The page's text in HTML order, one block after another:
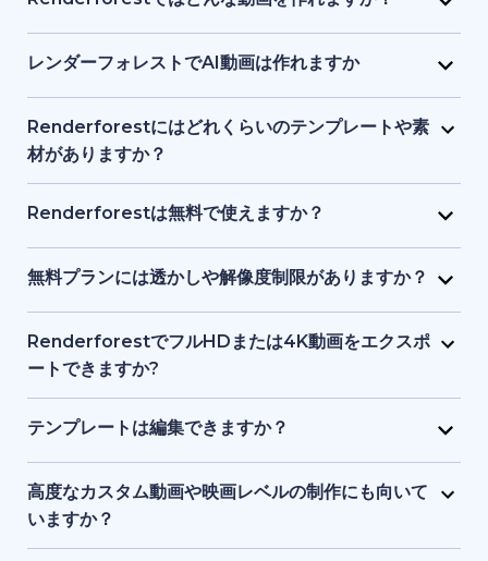
います。
デアを入力するだけで、プラットフォーム側がビジュ
アル、タイミング、構成を処理します。デザインや動
Renderforest は、マーケティング動画、解説動画、
プレゼン資料、イントロ動画、教育用コンテンツ、
ト、ストック映像、AI 生成画像やアニメーションな
ど、目的に応じてアニメーション動画・実写動画のど
ちらも制作できます。
レンダーフォレストでAI動画は作れますか
はい。Renderforest の生成系AIは、テキストやアイ
デアをフル動画に変換します。AI生成アニメーショ
ン、ストック素材シーン、AI生成画像などを使った動
画ストーリーテリングが可能です。
Renderforestにはどれくらいのテンプレートや素
材がありますか？
Renderforest には数千点におよぶ事前デザイン済み
動画テンプレートと、豊富なストック動画、画像、音
随時追加されるため、常に最新かつプロ品質の素材を
利用できます。
Renderforestは無料で使えますか？
はい。Renderforestには無料プランがあり、基本的な
テンプレートやツールにアクセスできます。ただし、
度も有料プランより制限されます。
無料プランには透かしや解像度制限がありますか？
はい。無料プランで作成した動画にはRenderforestの
透かしが入り、標準解像度での書き出しとなります。
有料プランでは透かしが削除され、フルHDや4Kなど
高品質で書き出せます。
RenderforestでフルHDまたは4K動画をエクスポ
ートできますか?
はい。有料プランでフルHDや4Kエクスポートが可能
です。無料プランでは透かし付き、標準画質になりま
テンプレートは編集できますか？
はい。すべてのテンプレートは、テキスト、カラー、
ロゴ、音楽、その他の素材で自由に編集できます。ブ
ランドアイデンティティやプロジェクトに合わせた調
整が可能です。
高度なカスタム動画や映画レベルの制作にも向いて
いますか？
Renderforest は、構造化されたセミカスタム動画に